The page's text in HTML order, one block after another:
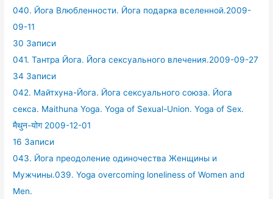
040. Йога Влюбленности. Йога подарка вселенной.2009-
09-11
30 Записи
041. Тантра Йога. Йога сексуального влечения.2009-09-27
34 Записи
042. Майтхуна-Йога. Йога сексуального союза. Йога
секса. Maithuna Yoga. Yoga of Sexual-Union. Yoga of Sex.
मैथुन-योग 2009-12-01
16 Записи
043. Йога преодоление одиночества Женщины и
Мужчины.039. Yoga overcoming loneliness of Women and
Men.